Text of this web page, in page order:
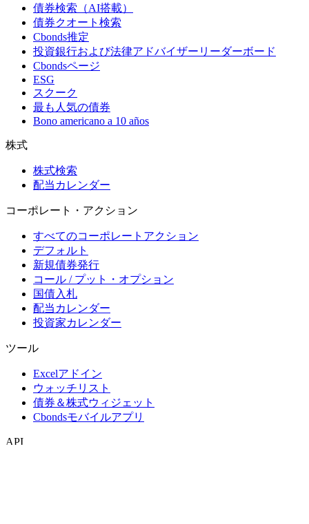
債券検索（AI搭載）
債券クオート検索
Cbonds推定
投資銀行および法律アドバイザーリーダーボード
Cbondsページ
ESG
スクーク
最も人気の債券
Bono americano a 10 años
株式
株式検索
配当カレンダー
コーポレート・アクション
すべてのコーポレートアクション
デフォルト
新規債券発行
コール / プット・オプション
国債入札
配当カレンダー
投資家カレンダー
ツール
Excelアドイン
ウォッチリスト
債券＆株式ウィジェット
Cbondsモバイルアプリ
API